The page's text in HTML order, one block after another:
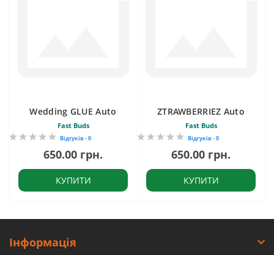
Wedding GLUE Auto
Fast Buds
Відгуків - 0
650.00 грн.
КУПИТИ
ZTRAWBERRIEZ Auto
Fast Buds
Відгуків - 0
650.00 грн.
КУПИТИ
Інформація